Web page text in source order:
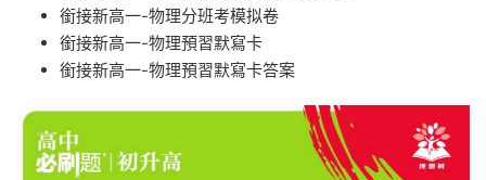
銜接新高一-物理分班考模拟卷
銜接新高一-物理預習默寫卡
銜接新高一-物理預習默寫卡答案